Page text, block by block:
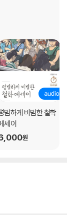
스, 스토아, 「제
코, 라캉, 벨라스케
드리야르
파이어아벤트
엄사상
프랙털
고사는 문제
범하게 비범한 철학
세이
원